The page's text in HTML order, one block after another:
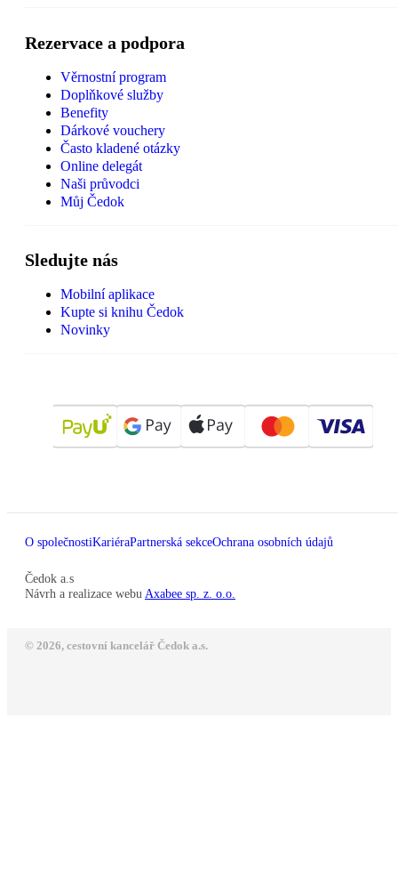
Rezervace a podpora
Věrnostní program
Doplňkové služby
Benefity
Dárkové vouchery
Často kladené otázky
Online delegát
Naši průvodci
Můj Čedok
Sledujte nás
Mobilní aplikace
Kupte si knihu Čedok
Novinky
O společnostiKariéraPartnerská sekceOchrana osobních údajů
Čedok a.s
Návrh a realizace webu Axabee sp. z. o.o.
© 2026, cestovní kancelář Čedok a.s.